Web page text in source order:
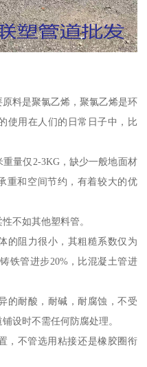
料是聚氯乙烯，聚氯乙烯是环
使用在人们的日常日子中，比
量仅2-3KG，缺少一般地面材
重和空间节约，有着较大的优
不如其他塑料管。
的阻力很小，其粗糙系数仅为
铁管进步20%，比混凝土管进
的耐酸，耐碱，耐腐蚀，不受
设时不需任何防腐处理。
，不管选用粘接还是橡胶圈衔